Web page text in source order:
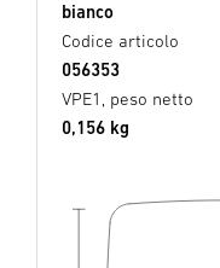
bianco
Codice articolo
056353
VPE1, peso netto
0,156 kg